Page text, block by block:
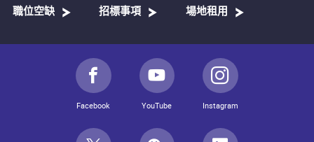
職位空缺 招標事項 場地租用
Facebook YouTube Instagram